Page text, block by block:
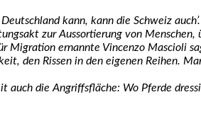
kann, kann die Schweiz
zur Aus­sor­tie­rung von
Migra­ti­on ernann­te Vin­cen­zo Mascio­li
den Ris­sen in den eige­nen Rei­hen.
auch die Angriffs­flä­che: Wo Pfer­de